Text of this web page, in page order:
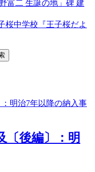
野富二 生誕の地」碑 建
桜中学校『王子桜だよ
〔後編〕：明